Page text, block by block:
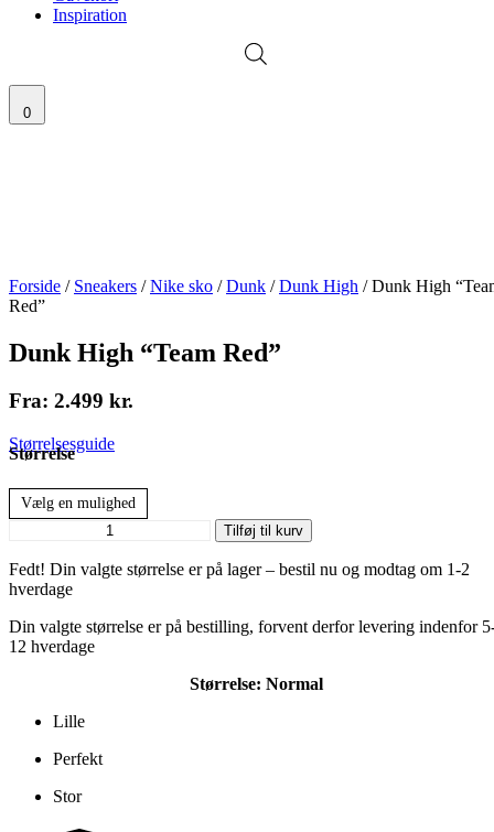
Inspiration
0
Forside / Sneakers /Nike sko /Dunk /Dunk High / Dunk High
Red”
Dunk High “Team Red”
Fra: 2.499 kr.
Størrelsesguide
Størrelse
Vælg en mulighed
"Team
Red"
Tilføj til kurv
Fedt! Din valgte størrelse er på lager – bestil nu og modtag om 1-2
hverdage
Din valgte størrelse er på bestilling, forvent derfor levering indenfor
12 hverdage
Størrelse: Normal
Lille
Perfekt
Stor